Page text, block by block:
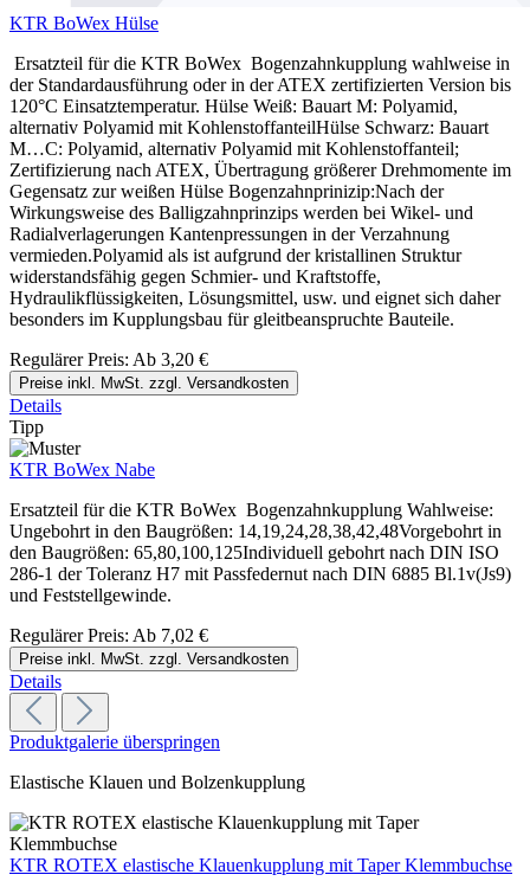
KTR BoWex Hülse
Ersatzteil für die KTR BoWex Bogenzahnkupplung wahlweise in
der Standardausführung oder in der ATEX zertifizierten Version bis
120°C Einsatztemperatur. Hülse Weiß: Bauart M: Polyamid,
alternativ Polyamid mit KohlenstoffanteilHülse Schwarz: Bauart
M…C: Polyamid, alternativ Polyamid mit Kohlenstoffanteil;
Zertifizierung nach ATEX, Übertragung größerer Drehmomente im
Gegensatz zur weißen Hülse Bogenzahnprinizip:Nach der
Wirkungsweise des Balligzahnprinzips werden bei Wikel- und
Radialverlagerungen Kantenpressungen in der Verzahnung
vermieden.Polyamid als ist aufgrund der kristallinen Struktur
widerstandsfähig gegen Schmier- und Kraftstoffe,
Hydraulikflüssigkeiten, Lösungsmittel, usw. und eignet sich daher
besonders im Kupplungsbau für gleitbeanspruchte Bauteile.
Regulärer Preis: Ab 3,20 €
Preise inkl. MwSt. zzgl. Versandkosten
Details
Tipp
KTR BoWex Nabe
Ersatzteil für die KTR BoWex Bogenzahnkupplung Wahlweise:
Ungebohrt in den Baugrößen: 14,19,24,28,38,42,48Vorgebohrt in
den Baugrößen: 65,80,100,125Individuell gebohrt nach DIN ISO
286-1 der Toleranz H7 mit Passfedernut nach DIN 6885 Bl.1v(Js9)
und Feststellgewinde.
Regulärer Preis: Ab 7,02 €
Preise inkl. MwSt. zzgl. Versandkosten
Details
Produktgalerie überspringen
Elastische Klauen und Bolzenkupplung
KTR ROTEX elastische Klauenkupplung mit Taper Klemmbuchse